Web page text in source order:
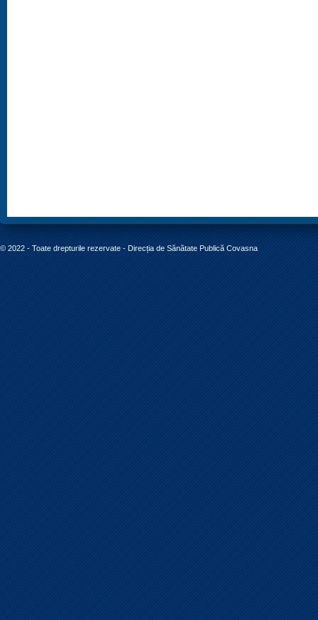
© 2022 - Toate drepturile rezervate - Direcția de Sănătate Publică Covasna